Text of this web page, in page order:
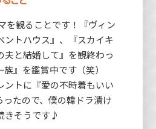
を観ることです！『ヴィン
ントハウス』、『スカイキ
夫と結婚して』を観終わっ
』を鑑賞中です（笑）
ントに『愛の不時着もいい
ったので、僕の韓ドラ漬け
きそうです♪